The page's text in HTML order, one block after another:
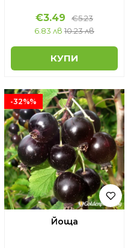
€3.49
€5.23
6.83 лв 10.23 лв
КУПИ
-32%%
Йоща